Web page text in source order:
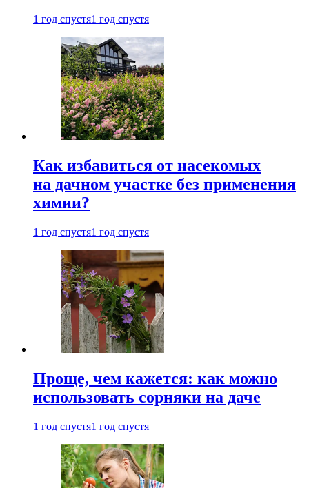
1 год спустя1 год спустя
Как избавиться от насекомых
на дачном участке без применения
химии?
1 год спустя1 год спустя
Проще, чем кажется: как можно
использовать сорняки на даче
1 год спустя1 год спустя